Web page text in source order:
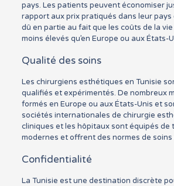
pays. Les patients peuvent économiser
rapport aux prix pratiqués dans leur pays
dû en partie au fait que les coûts de la
moins élevés qu’en Europe ou aux États-
Qualité des soins
Les chirurgiens esthétiques en Tunisie
qualifiés et expérimentés. De nombreux
formés en Europe ou aux États-Unis et
sociétés internationales de chirurgie
cliniques et les hôpitaux sont équipés de
modernes et offrent des normes de soins
Confidentialité
La Tunisie est une destination discrète